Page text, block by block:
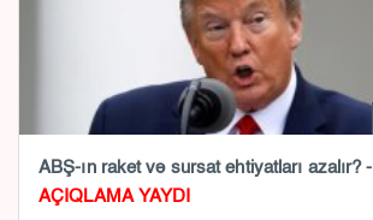
ABŞ-ın raket və sursat ehtiyatları azalır? -
AÇIQLAMA YAYDI